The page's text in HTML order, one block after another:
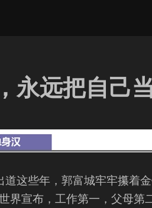
永远把自己
这些年，郭富城牢牢攥着
界宣布，工作第一，父母第